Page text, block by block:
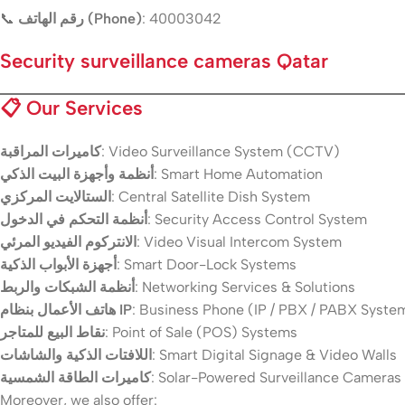
📞 رقم الهاتف (Phone): 40003042
Security surveillance cameras Qatar
📋 Our Services
كاميرات المراقبة: Video Surveillance System (CCTV)
أنظمة وأجهزة البيت الذكي: Smart Home Automation
الستالايت المركزي: Central Satellite Dish System
أنظمة التحكم في الدخول: Security Access Control System
الانتركوم الفيديو المرئي: Video Visual Intercom System
أجهزة الأبواب الذكية: Smart Door-Lock Systems
أنظمة الشبكات والربط: Networking Services & Solutions
هاتف الأعمال بنظام IP: Business Phone (IP / PBX / PABX
نقاط البيع للمتاجر: Point of Sale (POS) Systems
اللافتات الذكية والشاشات: Smart Digital Signage & Video Walls
كاميرات الطاقة الشمسية: Solar-Powered Surveillance Cameras
Moreover, we also offer: